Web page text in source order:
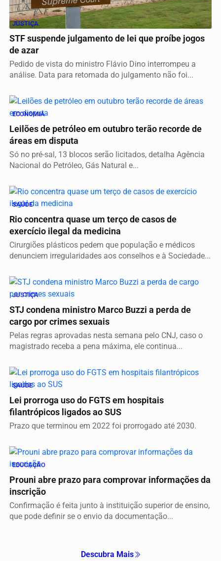
JUSTIÇA
STF suspende julgamento de lei que proíbe jogos
de azar
Pedido de vista do ministro Flávio Dino interrompeu a
análise. Data para retomada do julgamento não foi...
ECONOMIA
Leilões de petróleo em outubro terão recorde de
áreas em disputa
Só no pré-sal, 13 blocos serão licitados, detalha Agência
Nacional do Petróleo, Gás Natural e...
SAÚDE
Rio concentra quase um terço de casos de
exercício ilegal da medicina
Cirurgiões plásticos pedem que população e médicos
denunciem irregularidades aos conselhos e à Sociedade...
JUSTIÇA
STJ condena ministro Marco Buzzi a perda de
cargo por crimes sexuais
Pelas regras aprovadas nesta semana pelo CNJ, caso o
magistrado receba a pena máxima, ele continua...
SAÚDE
Lei prorroga uso do FGTS em hospitais
filantrópicos ligados ao SUS
Prazo que terminou em 2022 foi prorrogado até 2030.
EDUCAÇÃO
Prouni abre prazo para comprovar informações da
inscrição
Confirmação é feita junto à instituição superior de ensino,
que pode definir se o envio da documentação...
Descubra Mais